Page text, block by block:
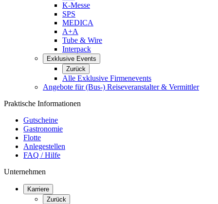
K-Messe
SPS
MEDICA
A+A
Tube & Wire
Interpack
Exklusive Events
Zurück
Alle Exklusive Firmenevents
Angebote für (Bus-) Reiseveranstalter & Vermittler
Praktische Informationen
Gutscheine
Gastronomie
Flotte
Anlegestellen
FAQ / Hilfe
Unternehmen
Karriere
Zurück